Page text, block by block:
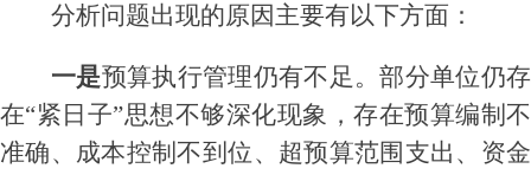
分析问题出现的原因主要有以下方面：
一是预算执行管理仍有不足。部分单位仍存
在“紧日子”思想不够深化现象，存在预算编制不
准确、成本控制不到位、超预算范围支出、资金